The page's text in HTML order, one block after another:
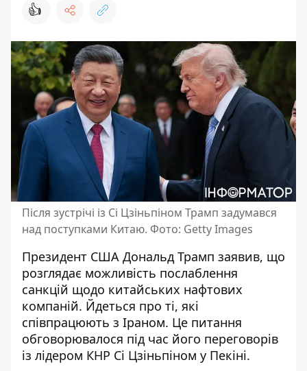
👍
Після зустрічі із Сі Цзіньпіном Трамп задумався
над поступками Китаю. Фото: Getty Images
Президент США Дональд Трамп заявив, що
розглядає можливість послаблення
санкцій щодо китайських нафтових
компаній. Йдеться про ті, які
співпрацюють з Іраном. Це питання
обговорювалося під час його переговорів
із лідером КНР Сі Цзіньпіном у Пекіні.